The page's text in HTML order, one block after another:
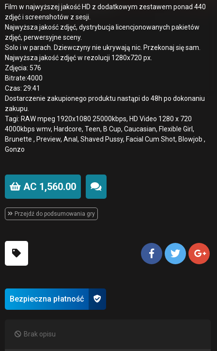
Film w najwyższej jakość HD z dodatkowym zestawem ponad 440
zdjęć i screenshotów z sesji.
Najwyższa jakość zdjęć, dystrybucja licencjonowanych pakietów
zdjęć, perwersyjne sceny.
Solo i w parach. Dziewczyny nie ukrywają nic. Przekonaj się sam.
Najwyższa jakość zdjęć w rezolucji 1280x720 px.
Zdjęcia: 576
Bitrate:4000
Czas: 29:41
Dostarczenie zakupionego produktu nastąpi do 48h po dokonaniu
zakupu.
Tagi: RAW mpeg 1920x1080 25000kbps, HD Video 1280 x 720
4000kbps wmv, Hardcore, Teen, B Cup, Caucasian, Flexible Girl,
Brunette , Preview, Anal, Shaved Pussy, Facial Cum Shot, Blowjob ,
Gonzo
AC 1,560.00
Przejdź do podsumowania gry
Bezpieczna płatność
Brak opisu